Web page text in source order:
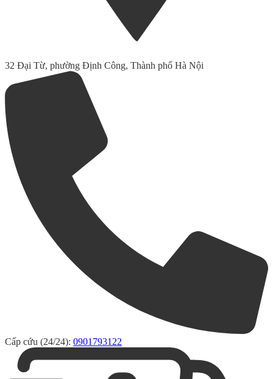
32 Đại Từ, phường Định Công, Thành phố Hà Nội
Cấp cứu (24/24): 0901793122